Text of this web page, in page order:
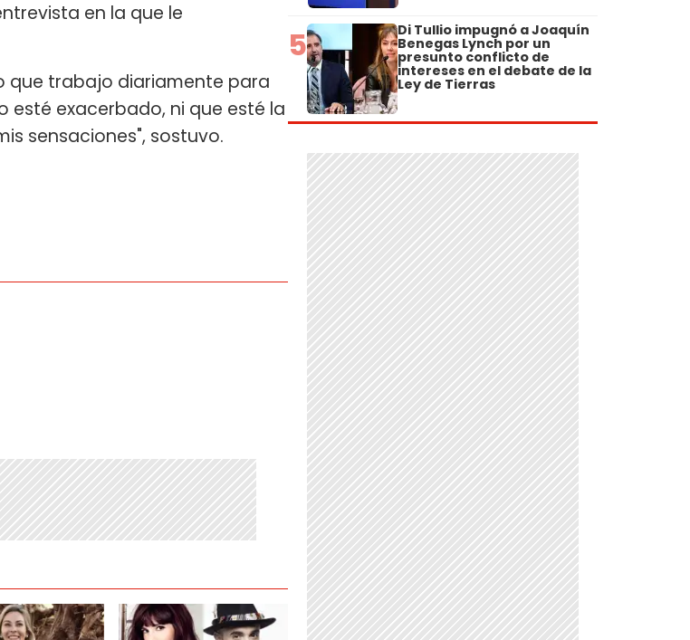
en la que le
que trabajo diariamente para
esté exacerbado, ni que esté la
sensaciones", sostuvo.
5 Di Tullio impugnó a Joaquín
Benegas Lynch por un
presunto conflicto de
intereses en el debate de la
Ley de Tierras